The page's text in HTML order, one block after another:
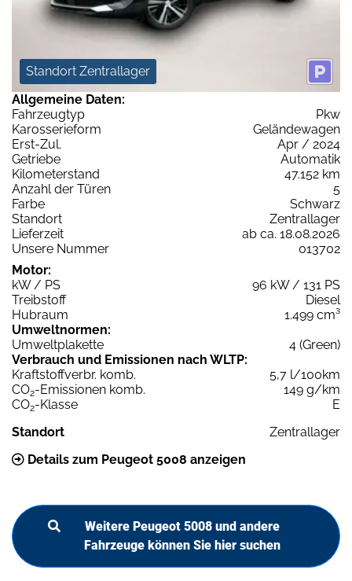
Standort Zentrallager
Allgemeine Daten:
Fahrzeugtyp
Pkw
Karosserieform
Geländewagen
Erst-Zul.
Apr / 2024
Getriebe
Automatik
Kilometerstand
47.152 km
Anzahl der Türen
5
Farbe
Schwarz
Standort
Zentrallager
Lieferzeit
ab ca. 18.08.2026
Unsere Nummer
013702
Motor:
kW / PS
96 kW / 131 PS
Treibstoff
Diesel
Hubraum
1.499 cm³
Umweltnormen:
Umweltplakette
4 (Green)
Verbrauch und Emissionen nach WLTP:
Kraftstoffverbr. komb.
5,7 l/100km
CO2-Emissionen komb.
149 g/km
CO2-Klasse
E
Standort
Zentrallager
Details zum Peugeot 5008 anzeigen
Weitere Peugeot 5008 und andere
Fahrzeuge können Sie hier suchen